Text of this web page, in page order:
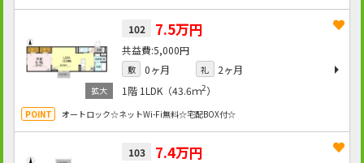
102 7.5万円
5,000円
敷 0ヶ月 礼
2ヶ月
1階 1LDK（43.6ｍ2）
オートロック☆ネットWi-Fi無料☆宅配BOX付☆
103 7.4万円